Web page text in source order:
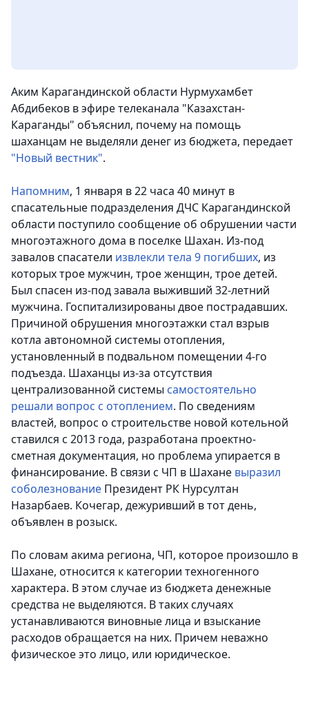
Аким Карагандинской области Нурмухамбет
Абдибеков в эфире телеканала "Казахстан-
Караганды" объяснил, почему на помощь
шаханцам не выделяли денег из бюджета, передает
"Новый вестник".
Напомним, 1 января в 22 часа 40 минут в
спасательные подразделения ДЧС Карагандинской
области поступило сообщение об обрушении части
многоэтажного дома в поселке Шахан. Из-под
завалов спасатели извлекли тела 9 погибших, из
которых трое мужчин, трое женщин, трое детей.
Был спасен из-под завала выживший 32-летний
мужчина. Госпитализированы двое пострадавших.
Причиной обрушения многоэтажки стал взрыв
котла автономной системы отопления,
установленный в подвальном помещении 4-го
подъезда. Шаханцы из-за отсутствия
централизованной системы самостоятельно
решали вопрос с отоплением. По сведениям
властей, вопрос о строительстве новой котельной
ставился с 2013 года, разработана проектно-
сметная документация, но проблема упирается в
финансирование. В связи с ЧП в Шахане выразил
соболезнование Президент РК Нурсултан
Назарбаев. Кочегар, дежуривший в тот день,
объявлен в розыск.
По словам акима региона, ЧП, которое произошло в
Шахане, относится к категории техногенного
характера. В этом случае из бюджета денежные
средства не выделяются. В таких случаях
устанавливаются виновные лица и взыскание
расходов обращается на них. Причем неважно
физическое это лицо, или юридическое.